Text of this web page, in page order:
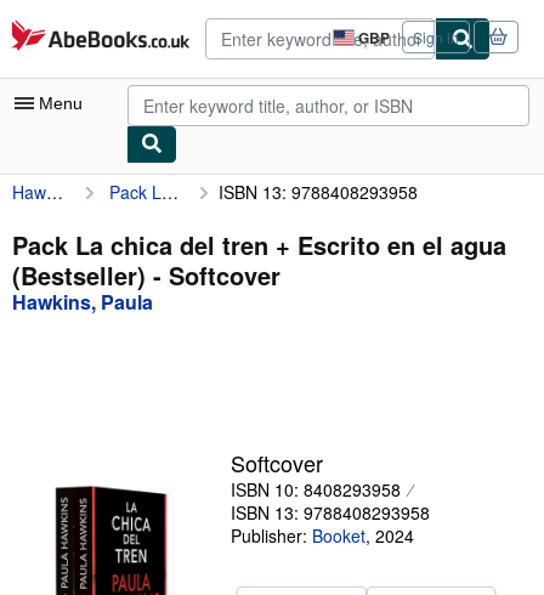
Skip to main content
AbeBooks.co.uk GBP
Site
shopping
preferences
Sign in
Menu
My Account
My Purchases
Advanced Search
Sellers
Start Selling
Hawkins, Paula Pack La chica del tren + Escrito en el agua (Bestseller) ISBN 13: 9788408293958
Pack La chica del tren + Escrito en el agua
(Bestseller) - Softcover
Hawkins, Paula
Softcover
ISBN 10: 8408293958
ISBN 13: 9788408293958
Publisher: Booket, 2024